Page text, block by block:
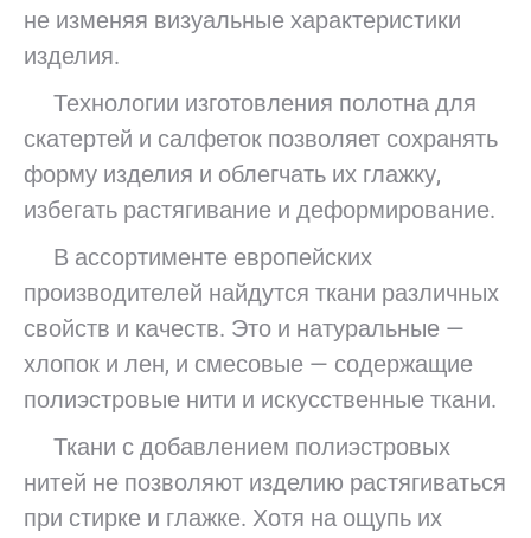
не изменяя визуальные характеристики
изделия.
Технологии изготовления полотна для
скатертей и салфеток позволяет сохранять
форму изделия и облегчать их глажку,
избегать растягивание и деформирование.
В ассортименте европейских
производителей найдутся ткани различных
свойств и качеств. Это и натуральные —
хлопок и лен, и смесовые — содержащие
полиэстровые нити и искусственные ткани.
Ткани с добавлением полиэстровых
нитей не позволяют изделию растягиваться
при стирке и глажке. Хотя на ощупь их